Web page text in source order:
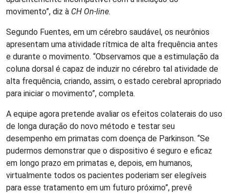
movimento”, diz à CH On-line.
Segundo Fuentes, em um cérebro saudável, os neurônios
apresentam uma atividade rítmica de alta frequência antes
e durante o movimento. “Observamos que a estimulação da
coluna dorsal é capaz de induzir no cérebro tal atividade de
alta frequência, criando, assim, o estado cerebral apropriado
para iniciar o movimento”, completa.
A equipe agora pretende avaliar os efeitos colaterais do uso
de longa duração do novo método e testar seu
desempenho em primatas com doença de Parkinson. “Se
pudermos demonstrar que o dispositivo é seguro e eficaz
em longo prazo em primatas e, depois, em humanos,
virtualmente todos os pacientes poderiam ser elegíveis
para esse tratamento em um futuro próximo”, prevê